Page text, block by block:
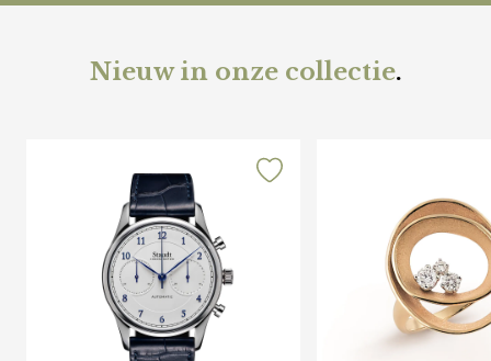
Nieuw in onze collectie.